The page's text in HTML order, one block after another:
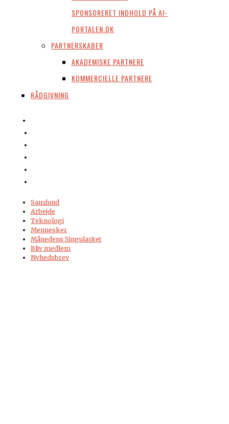
SPONSORERET INDHOLD PÅ AI-
PORTALEN.DK
PARTNERSKABER
AKADEMISKE PARTNERE
KOMMERCIELLE PARTNERE
RÅDGIVNING
Samfund
Arbejde
Teknologi
Mennesker
Månedens Singularitet
Bliv medlem
Nyhedsbrev